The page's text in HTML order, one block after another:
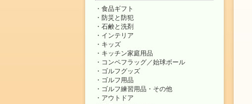
食品ギフト
防災と防犯
石鹸と洗剤
インテリア
キッズ
キッチン家庭用品
コンペフラッグ／始球ボール
ゴルフグッズ
ゴルフ用品
ゴルフ練習用品・その他
アウトドア